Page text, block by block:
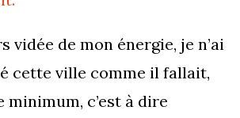
vidée de mon énergie, je n’ai
cette ville comme il fallait,
minimum, c’est à dire